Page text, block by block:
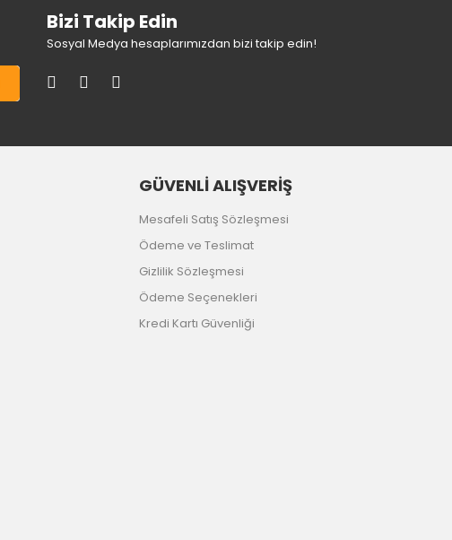
Bizi Takip Edin
Sosyal Medya hesaplarımızdan bizi takip edin!
GÜVENLİ ALIŞVERİŞ
Mesafeli Satış Sözleşmesi
Ödeme ve Teslimat
Gizlilik Sözleşmesi
Ödeme Seçenekleri
Kredi Kartı Güvenliği